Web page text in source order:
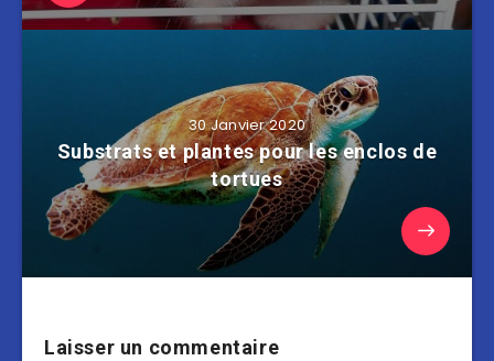
30 Janvier 2020
Substrats et plantes pour les enclos de
tortues
Laisser un commentaire